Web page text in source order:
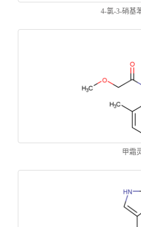
4-氯-3-硝基
甲霜